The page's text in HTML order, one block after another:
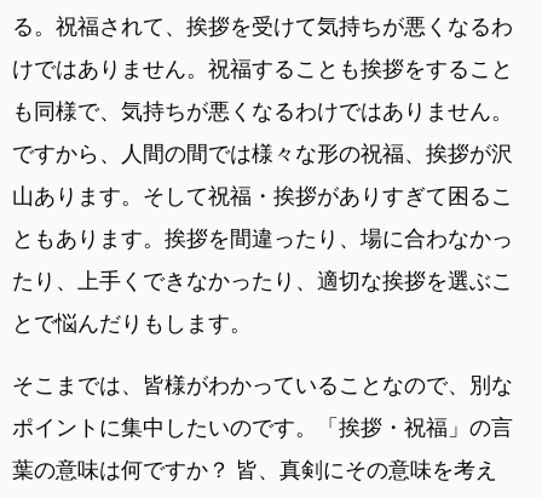
る。祝福されて、挨拶を受けて気持ちが悪くなるわ
けではありません。祝福することも挨拶をすること
も同様で、気持ちが悪くなるわけではありません。
ですから、人間の間では様々な形の祝福、挨拶が沢
山あります。そして祝福・挨拶がありすぎて困るこ
ともあります。挨拶を間違ったり、場に合わなかっ
たり、上手くできなかったり、適切な挨拶を選ぶこ
とで悩んだりもします。
そこまでは、皆様がわかっていることなので、別な
ポイントに集中したいのです。「挨拶・祝福」の言
葉の意味は何ですか？ 皆、真剣にその意味を考え